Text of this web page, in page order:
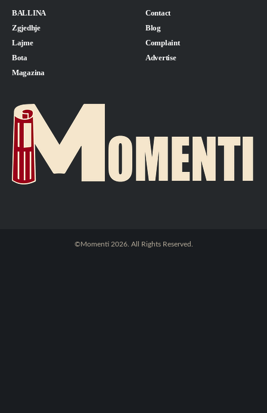
BALLINA
Zgjedhje
Lajme
Bota
Magazina
Contact
Blog
Complaint
Advertise
©Momenti 2026. All Rights Reserved.